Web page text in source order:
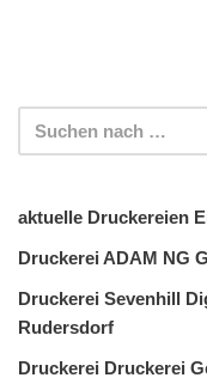
aktuelle Druckereien
Druckerei ADAM NG
Druckerei Sevenhill
Rudersdorf
Druckerei Druckerei